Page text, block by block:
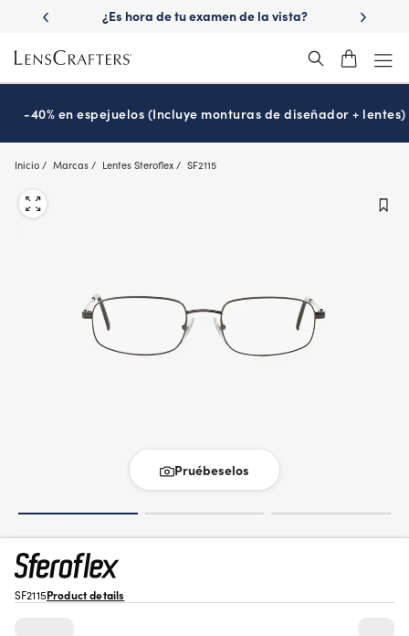
main
content
lentes
¿Es hora de tu examen de la vista?
Disfruta -
-40% en espejuelos (Incluye monturas de diseñador + lentes)
Inicio Marcas Lentes Steroflex SF2115
Pruébeselos
SF2115Product details